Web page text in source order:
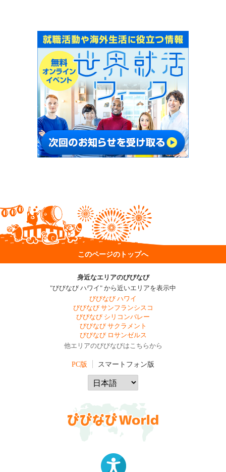
このページのトップへ
身近なエリアのびびなび
"びびなび ハワイ" から近いエリアを表示中
びびなび ハワイ
びびなび サンフランシスコ
びびなび シリコンバレー
びびなび サクラメント
びびなび ロサンゼルス
他エリアのびびなびはこちらから
PC版 スマートフォン版